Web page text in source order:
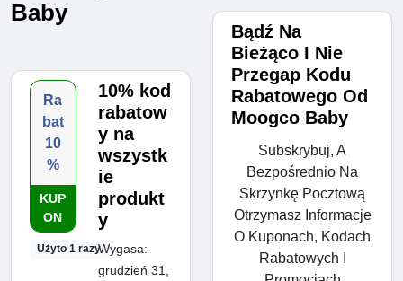
Baby
Ra
bat
10
%
KUP
ON
Użyto 1 razy
10% kod
rabatow
y na
wszystk
ie
produkt
y
Wygasa:
grudzień 31,
Bądź Na
Bieżąco I Nie
Przegap Kodu
Rabatowego Od
Moogco Baby
Subskrybuj, A
Bezpośrednio Na
Skrzynkę Pocztową
Otrzymasz Informacje
O Kuponach, Kodach
Rabatowych I